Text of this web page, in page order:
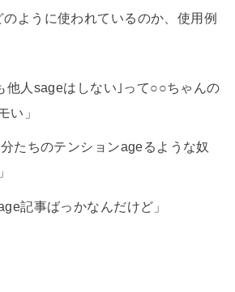
のように使われているのか、使用例
他人sageはしない｣って○○ちゃんの
い」
分たちのテンションageるような奴
記事ばっかなんだけど」